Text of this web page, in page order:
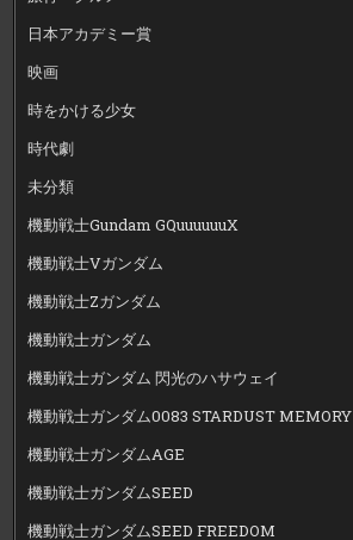
日本アカデミー賞
映画
時をかける少女
時代劇
未分類
機動戦士Gundam GQuuuuuuX
機動戦士Vガンダム
機動戦士Zガンダム
機動戦士ガンダム
機動戦士ガンダム 閃光のハサウェイ
機動戦士ガンダム0083 STARDUST MEMORY
機動戦士ガンダムAGE
機動戦士ガンダムSEED
機動戦士ガンダムSEED FREEDOM